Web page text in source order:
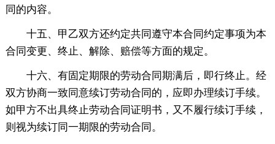
同的内容。
十五、甲乙双方还约定共同遵守本合同约定事项为本
合同变更、终止、解除、赔偿等方面的规定。
十六、有固定期限的劳动合同期满后，即行终止。经
双方协商一致同意续订劳动合同的，应即办理续订手续。
如甲方不出具终止劳动合同证明书，又不履行续订手续，
则视为续订同一期限的劳动合同。